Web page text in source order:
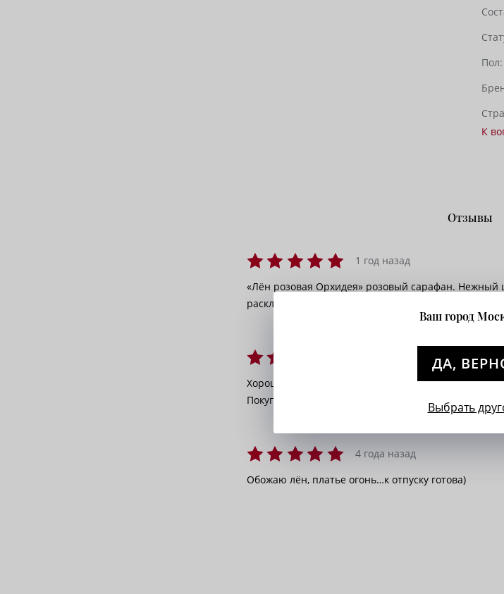
Пол:
К
Отзывы
1 год назад
«Лён розовая Орхидея» розовый сарафан. Нежный
расклешённый крой, удобно сандалиями носить.
Хорошо драпируется, не даёт усадки при деликатной
Покупательницы довольны.
4 года назад
Обожаю лён, платье огонь…к отпуску готова)
Ваш город
ДА,
Выбрать